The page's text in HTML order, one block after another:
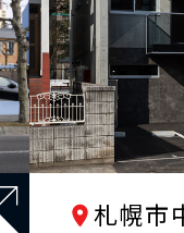
札幌市